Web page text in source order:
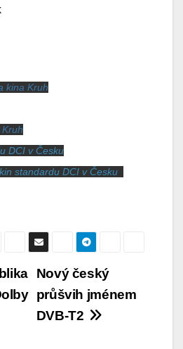
kina Kruh
DCI v Česku
standardu DCI v Česku
Nový český
průšvih jménem
DVB-T2